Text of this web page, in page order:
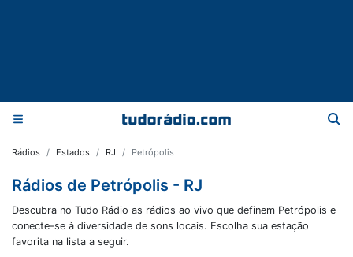
Rádios Estados RJ Petrópolis
Rádios de Petrópolis - RJ
Descubra no Tudo Rádio as rádios ao vivo que definem Petrópolis e
conecte-se à diversidade de sons locais. Escolha sua estação
favorita na lista a seguir.